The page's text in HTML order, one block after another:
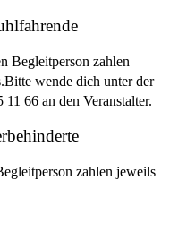
Begleitperson zahlen
wende dich unter der
66 an den Veranstalter.
zahlen jeweils